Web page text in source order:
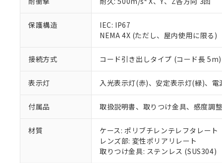
保護構造
IEC: IP67
NEMA 4X (ただし、屋内使用に限る)
接続方式 コード引き出しタイプ (コード長 5m)
表示灯 入光表示灯(赤)、安定表示灯(緑)、電
付属品 取扱説明書、取りつけ金具、感度調
材質
ケース: ポリブチレンテレフタレート
レンズ部: 変性ポリアリレート
取りつけ金具: ステンレス (SUS304)
また、RoHS指令
混在することから
り割愛しております